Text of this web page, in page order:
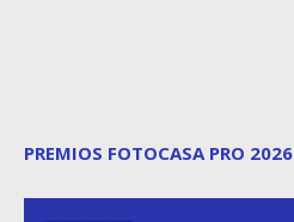
PREMIOS FOTOCASA PRO 2026